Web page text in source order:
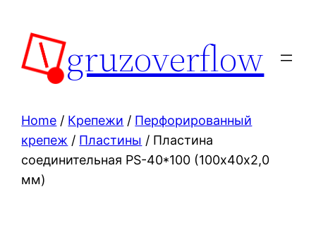
content
gruzoverflow
Home / Крепежи / Перфорированный
крепеж / Пластины / Пластина
соединительная PS-40*100 (100х40х2,0
мм)